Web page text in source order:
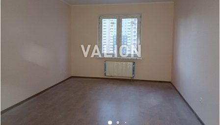
минут пешком. Рассматриваем продажу по всем
государственным программам, Еоселя ВПО Есть другие
варианты 3 комнатных квартир. Цена 101300 у.е. Ольга тел.
0638531421, 0685971143 valion.ua/1143640